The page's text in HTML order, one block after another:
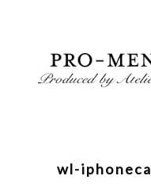
wl-